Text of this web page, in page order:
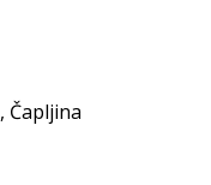
, Čapljina